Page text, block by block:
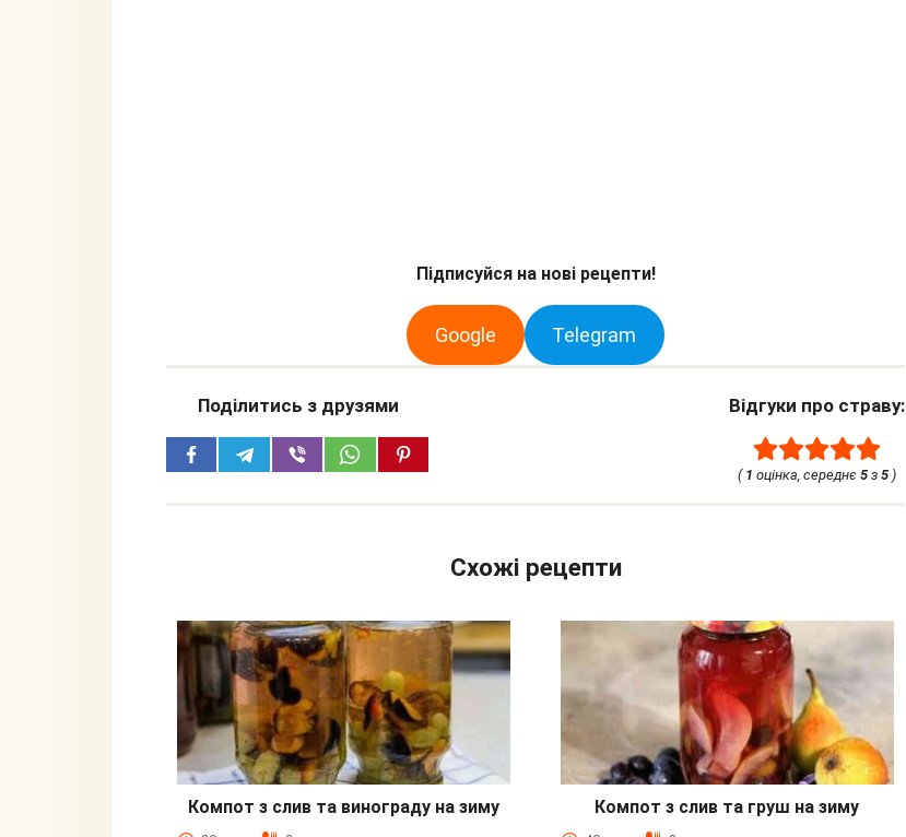
Підписуйся на нові рецепти!
Google Telegram
Поділитись з друзями Відгуки про страву:
( 1 оцінка, середнє 5 з 5 )
Схожі рецепти
Компот з слив та винограду на зиму Компот з слив та груш на зиму